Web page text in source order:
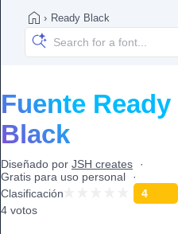
› Ready Black
Fuente Ready
Black
Diseñado por JSH creates
Gratis para uso personal
Clasificación
4
4 votos